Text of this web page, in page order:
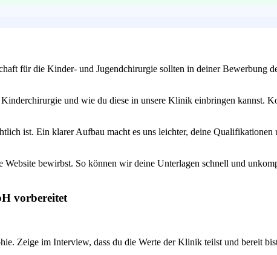
für die Kinder- und Jugendchirurgie sollten in deiner Bewerbung
und wie du diese in unsere Klinik einbringen kannst.
ist. Ein klarer Aufbau macht es uns leichter, deine
Website bewirbst. So können wir deine Unterlagen schnell und
vorbereitet
Zeige im Interview, dass du die Werte der Klinik teilst und bereit